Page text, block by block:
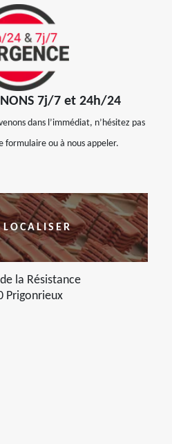
7j/7 et 24h/24
dans l’immédiat, n’hésitez pas
formulaire ou à nous appeler.
la Résistance
Prigonrieux